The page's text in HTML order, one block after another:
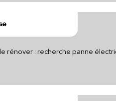
rénover : recherche panne